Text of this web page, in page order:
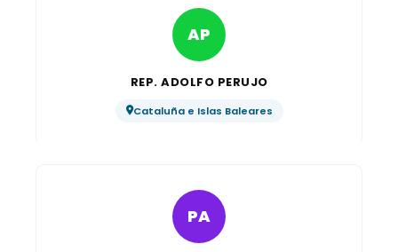
AP
REP. ADOLFO PERUJO
Cataluña e Islas Baleares
PA